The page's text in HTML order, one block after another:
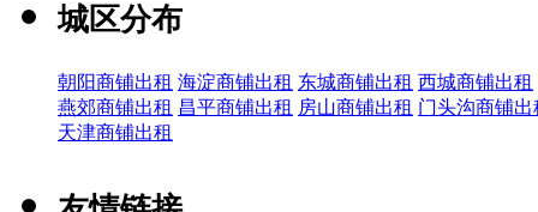
城区分布
朝阳商铺出租 海淀商铺出租 东城商铺出租 西城商铺出租
燕郊商铺出租 昌平商铺出租 房山商铺出租 门头沟商铺出
天津商铺出租